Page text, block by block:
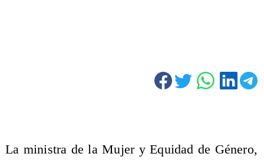
La ministra de la Mujer y Equidad de Género,